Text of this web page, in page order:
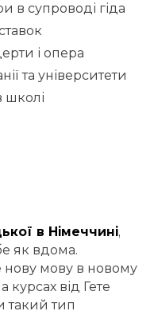
в супроводі гіда
і опера
та університети
школі
в Німеччині,
як вдома.
нову мову в новому
курсах від Гете
такий тип